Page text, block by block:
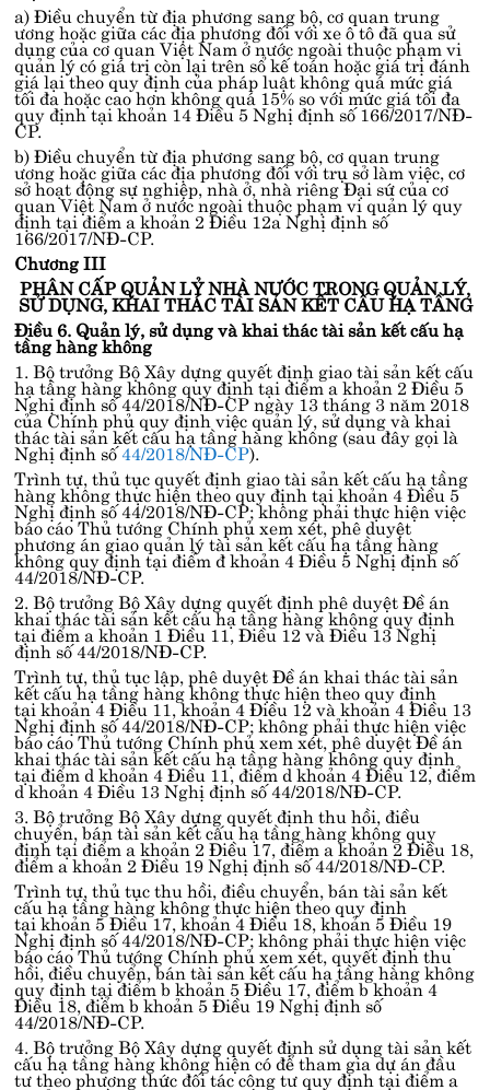
a) Điều chuyển từ địa phương sang bộ, cơ quan trung
ương hoặc giữa các địa phương đối với xe ô tô đã qua sử
dụng của cơ quan Việt Nam ở nước ngoài thuộc phạm vi
quản lý có giá trị còn lại trên sổ kế toán hoặc giá trị đánh
giá lại theo quy định của pháp luật không quá mức giá
tối đa hoặc cao hơn không quá 15% so với mức giá tối đa
quy định tạikhoản 14 Điều 5 Nghị định số 166/2017/NĐ-
CP.
b) Điều chuyển từ địa phương sang bộ, cơ quan trung
ương hoặc giữa các địa phương đối với trụ sở làm việc, cơ
sở hoạt động sự nghiệp, nhà ở, nhà riêng Đại sứ của cơ
quan Việt Nam ở nước ngoài thuộc phạm vi quản lý quy
định tạiđiểm a khoản 2 Điều 12a Nghị định số
166/2017/NĐ-CP.
Chương III
PHÂN CẤP QUẢN LỶ NHÀ NƯỚC TRONG QUẢN LÝ,
SỬ DỤNG, KHAI THÁC TÀI SẢN KẾT CẤU HẠ TẦNG
Điều 6. Quản lý, sử dụng và khai thác tài sản kết cấu hạ
tầng hàng không
1. Bộ trưởng Bộ Xây dựng quyết định giao tài sản kết cấu
hạ tầng hàng không quy định tạiđiểm a khoản 2 Điều 5
Nghị định số 44/2018/NĐ-CPngày 13 tháng 3 năm 2018
của Chính phủ quy định việc quản lý, sử dụng và khai
thác tài sản kết cấu hạ tầng hàng không (sau đây gọi là
Nghị định số44/2018/NĐ-CP).
Trình tự, thủ tục quyết định giao tài sản kết cấu hạ tầng
hàng không thực hiện theo quy định tạikhoản 4 Điều 5
Nghị định số 44/2018/NĐ-CP; không phải thực hiện việc
báo cáo Thủ tướng Chính phủ xem xét, phê duyệt
phương án giao quản lý tài sản kết cấu hạ tầng hàng
không quy định tạiđiểm đ khoản 4 Điều 5 Nghị định số
44/2018/NĐ-CP.
2. Bộ trưởng Bộ Xây dựng quyết định phê duyệt Đề án
khai thác tài sản kết cấu hạ tầng hàng không quy định
tạiđiểm a khoản 1 Điều 11, Điều 12 và Điều 13 Nghị
định số 44/2018/NĐ-CP.
Trình tự, thủ tục lập, phê duyệt Đề án khai thác tài sản
kết cấu hạ tầng hàng không thực hiện theo quy định
tạikhoản 4 Điều 11, khoản 4 Điều 12 và khoản 4 Điều 13
Nghị định số 44/2018/NĐ-CP; không phải thực hiện việc
báo cáo Thủ tướng Chính phủ xem xét, phê duyệt Đề án
khai thác tài sản kết cấu hạ tầng hàng không quy định
tạiđiểm d khoản 4 Điều 11, điểm d khoản 4 Điều 12,điểm
d khoản 4 Điều 13 Nghị định số 44/2018/NĐ-CP.
3. Bộ trưởng Bộ Xây dựng quyết định thu hồi, điều
chuyển, bán tài sản kết cấu hạ tầng hàng không quy
định tạiđiểm a khoản 2 Điều 17, điểm a khoản 2 Điều 18,
điểm a khoản 2 Điều 19 Nghị định số 44/2018/NĐ-CP.
Trình tự, thủ tục thu hồi, điều chuyển, bán tài sản kết
cấu hạ tầng hàng không thực hiện theo quy định
tạikhoản 5 Điều 17, khoản 4 Điều 18, khoản 5 Điều 19
Nghị định số 44/2018/NĐ-CP; không phải thực hiện việc
báo cáo Thủ tướng Chính phủ xem xét, quyết định thu
hồi, điều chuyển, bán tài sản kết cấu hạ tầng hàng không
quy định tạiđiểm b khoản 5 Điều 17, điểm b khoản 4
Điều 18, điểm b khoản 5 Điều 19 Nghị định số
44/2018/NĐ-CP.
4. Bộ trưởng Bộ Xây dựng quyết định sử dụng tài sản kết
cấu hạ tầng hàng không hiện có để tham gia dự án đầu
tư theo phương thức đối tác công tư quy định tạiđiểm a